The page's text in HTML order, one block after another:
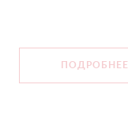
ПОДРОБНЕЕ